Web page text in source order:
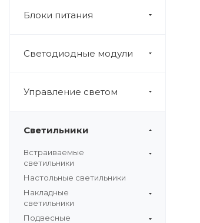
Блоки питания
Светодиодные модули
Управление светом
Светильники
Встраиваемые
светильники
Настольные светильники
Накладные
светильники
Подвесные